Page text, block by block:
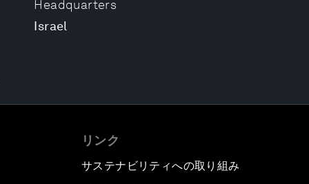
Headquarters
Israel
リンク
サステナビリティへの取り組み